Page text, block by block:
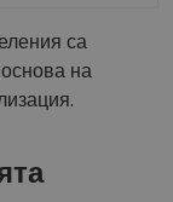
са
на